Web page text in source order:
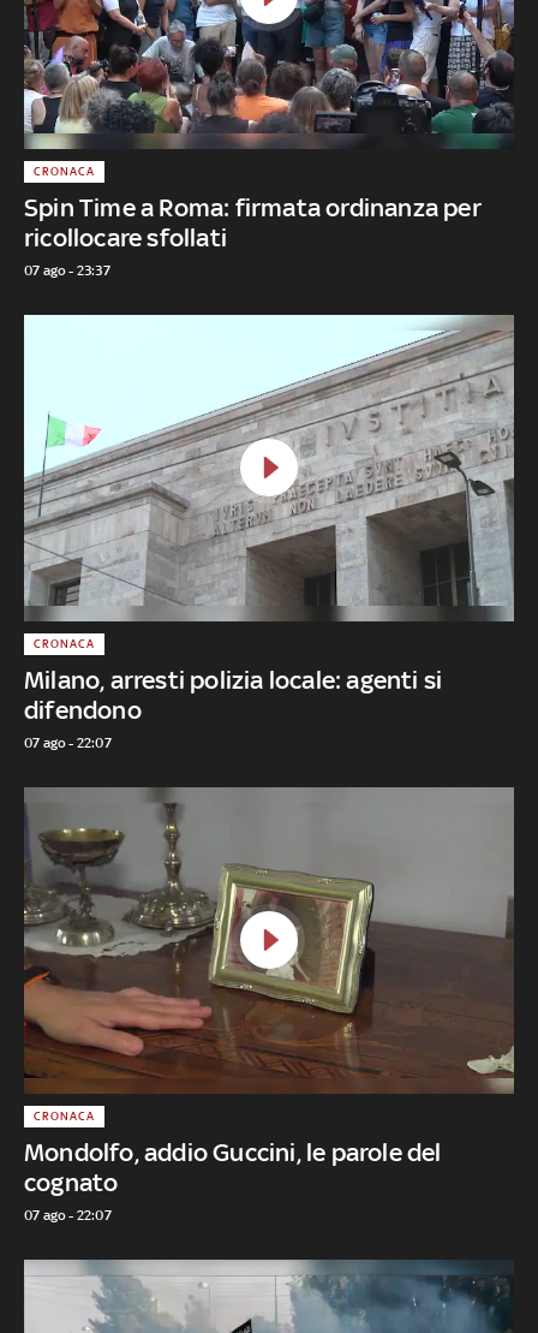
Spin Time a Roma: firmata ordinanza per
ricollocare sfollati
CRONACA
07 ago - 23:37
Milano, arresti polizia locale: agenti si
difendono
CRONACA
07 ago - 22:07
Mondolfo, addio Guccini, le parole del
cognato
CRONACA
07 ago - 22:07